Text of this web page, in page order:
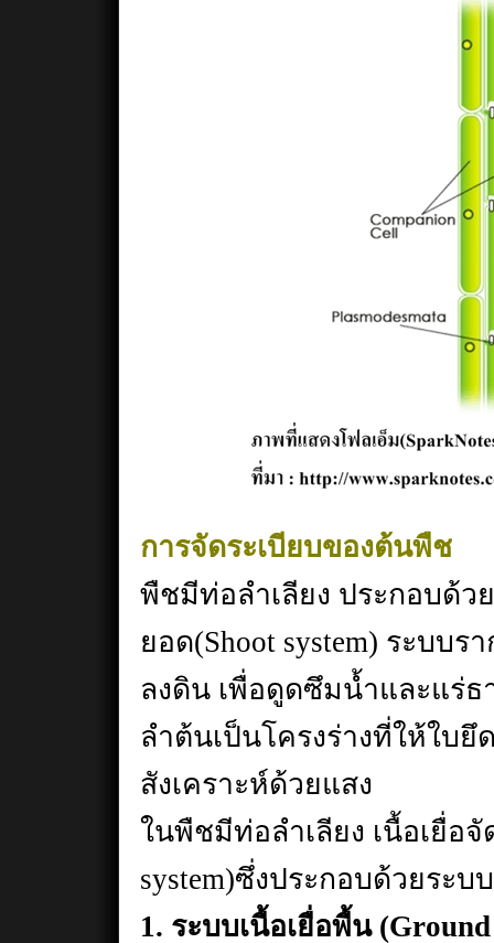
การจัดระเบียบของต้นพืช
พืชมีท่อลำเลียง ประกอบด้ว
ยอด(Shoot system) ระบบ
ลงดิน เพื่อดูดซึมน้ำและแร่
ลำต้นเป็นโครงร่างที่ให้ใบยึ
สังเคราะห์ด้วยแสง
ในพืชมีท่อลำเลียง เนื้อเยื่อจั
system)ซึ่งประกอบด้วยระบ
1. ระบบเนื้อเยื่อพื้น (Ground